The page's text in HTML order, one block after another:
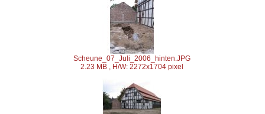
Scheune_07_Juli_2006_hinten.JPG
2.23 MB , H/W: 2272x1704 pixel